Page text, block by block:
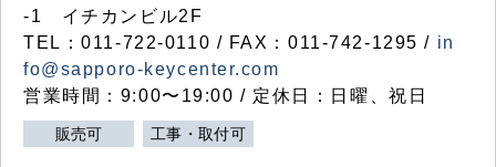
-1 イチカンビル2F
TEL：011-722-0110 / FAX：011-742-1295 / in
fo@sapporo-keycenter.com
営業時間：9:00〜19:00 / 定休日：日曜、祝日
販売可 工事・取付可